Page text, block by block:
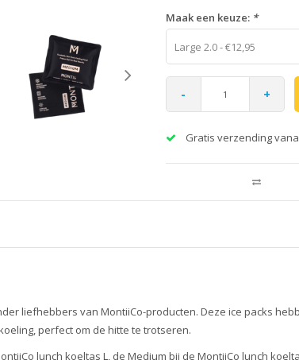
Maak een keuze: *
Large 2.0 - €12,95
- +
Gratis verzending
liefhebbers van MontiiCo-producten. Deze ice packs
perfect om de hitte te trotseren.
lunch koeltas L, de Medium bij de MontiiCo lunch